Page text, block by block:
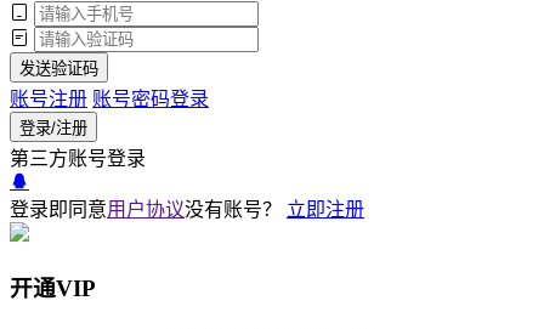
发送验证码
账号注册 账号密码登录
登录/注册
第三方账号登录
登录即同意用户协议没有账号？ 立即注册
开通VIP